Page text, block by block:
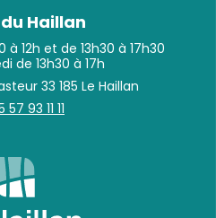
Haillan
12h et de 13h30 à 17h30
de 13h30 à 17h
33 185 Le Haillan
57 93 11 11